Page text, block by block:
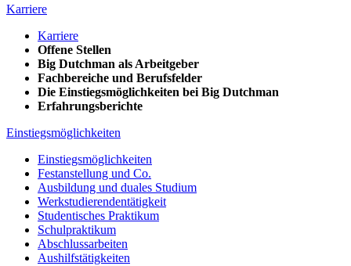
Karriere
Karriere
Offene Stellen
Big Dutchman als Arbeitgeber
Fachbereiche und Berufsfelder
Die Einstiegsmöglichkeiten bei Big Dutchman
Erfahrungsberichte
Einstiegsmöglichkeiten
Einstiegsmöglichkeiten
Festanstellung und Co.
Ausbildung und duales Studium
Werkstudierendentätigkeit
Studentisches Praktikum
Schulpraktikum
Abschlussarbeiten
Aushilfstätigkeiten